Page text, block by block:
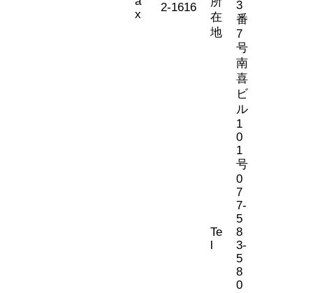
x
2-1616
在
地
3
番
7
号
南
喜
ビ
ル
1
0
1
号
Te
l
0
7
7-
5
8
3-
5
8
0